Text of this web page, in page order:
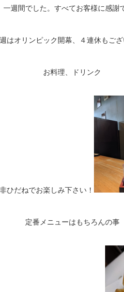
一週間でした。すべてお客様に感謝
はオリンピック開幕、４連休もござ
お料理、ドリンク
だねでお楽しみ下さい！
定番メニューはもちろんの事